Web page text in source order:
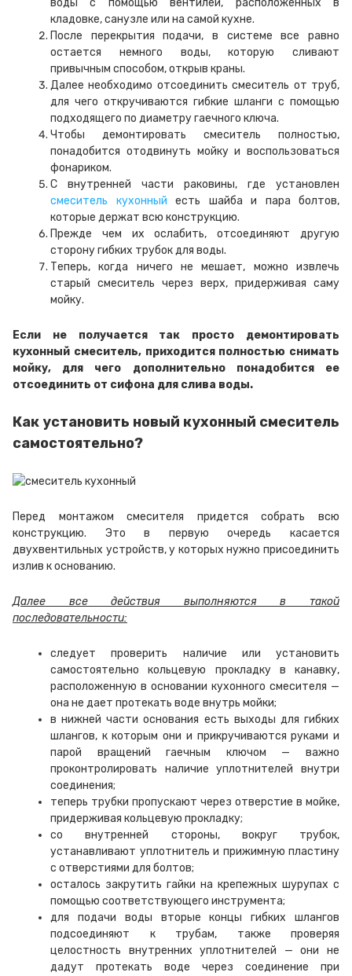
воды с помощью вентилей, расположенных в
кладовке, санузле или на самой кухне.
После перекрытия подачи, в системе все равно
остается немного воды, которую сливают
привычным способом, открыв краны.
Далее необходимо отсоединить смеситель от труб,
для чего откручиваются гибкие шланги с помощью
подходящего по диаметру гаечного ключа.
Чтобы демонтировать смеситель полностью,
понадобится отодвинуть мойку и воспользоваться
фонариком.
С внутренней части раковины, где установлен
смеситель кухонный есть шайба и пара болтов,
которые держат всю конструкцию.
Прежде чем их ослабить, отсоединяют другую
сторону гибких трубок для воды.
Теперь, когда ничего не мешает, можно извлечь
старый смеситель через верх, придерживая саму
мойку.
Если не получается так просто демонтировать
кухонный смеситель, приходится полностью снимать
мойку, для чего дополнительно понадобится ее
отсоединить от сифона для слива воды.
Как установить новый кухонный смеситель
самостоятельно?
Перед монтажом смесителя придется собрать всю
конструкцию. Это в первую очередь касается
двухвентильных устройств, у которых нужно присоединить
излив к основанию.
Далее все действия выполняются в такой
последовательности:
следует проверить наличие или установить
самостоятельно кольцевую прокладку в канавку,
расположенную в основании кухонного смесителя —
она не дает протекать воде внутрь мойки;
в нижней части основания есть выходы для гибких
шлангов, к которым они и прикручиваются руками и
парой вращений гаечным ключом — важно
проконтролировать наличие уплотнителей внутри
соединения;
теперь трубки пропускают через отверстие в мойке,
придерживая кольцевую прокладку;
со внутренней стороны, вокруг трубок,
устанавливают уплотнитель и прижимную пластину
с отверстиями для болтов;
осталось закрутить гайки на крепежных шурупах с
помощью соответствующего инструмента;
для подачи воды вторые концы гибких шлангов
подсоединяют к трубам, также проверяя
целостность внутренних уплотнителей — они не
дадут протекать воде через соединение при